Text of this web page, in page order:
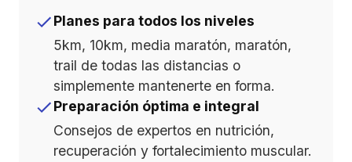
Planes para todos los niveles
5km, 10km, media maratón, maratón,
trail de todas las distancias o
simplemente mantenerte en forma.
Preparación óptima e integral
Consejos de expertos en nutrición,
recuperación y fortalecimiento muscular.